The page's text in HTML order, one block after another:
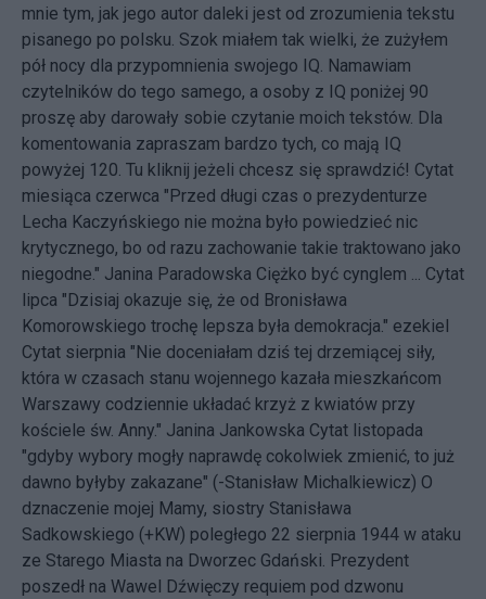
mnie tym, jak jego autor daleki jest od zrozumienia tekstu
pisanego po polsku. Szok miałem tak wielki, że zużyłem
pół nocy dla przypomnienia swojego IQ. Namawiam
czytelników do tego samego, a osoby z IQ poniżej 90
proszę aby darowały sobie czytanie moich tekstów. Dla
komentowania zapraszam bardzo tych, co mają IQ
powyżej 120. Tu kliknij jeżeli chcesz się sprawdzić! Cytat
miesiąca czerwca "Przed długi czas o prezydenturze
Lecha Kaczyńskiego nie można było powiedzieć nic
krytycznego, bo od razu zachowanie takie traktowano jako
niegodne." Janina Paradowska Ciężko być cynglem ... Cytat
lipca "Dzisiaj okazuje się, że od Bronisława
Komorowskiego trochę lepsza była demokracja." ezekiel
Cytat sierpnia "Nie doceniałam dziś tej drzemiącej siły,
która w czasach stanu wojennego kazała mieszkańcom
Warszawy codziennie układać krzyż z kwiatów przy
kościele św. Anny." Janina Jankowska Cytat listopada
"gdyby wybory mogły naprawdę cokolwiek zmienić, to już
dawno byłyby zakazane" (-Stanisław Michalkiewicz) O
dznaczenie mojej Mamy, siostry Stanisława
Sadkowskiego (+KW) poległego 22 sierpnia 1944 w ataku
ze Starego Miasta na Dworzec Gdański. Prezydent
poszedł na Wawel Dźwięczy requiem pod dzwonu